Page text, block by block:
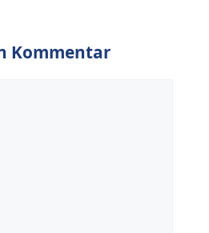
Kommentar